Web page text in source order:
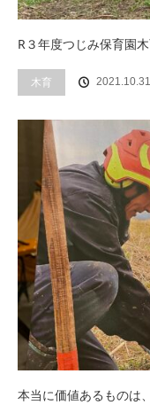
R３年度つじみ保育園
木育 2021.10.31
本当に価値あるものは